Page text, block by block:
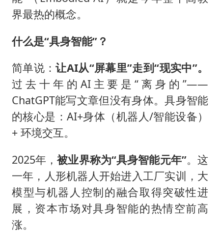
界最热的概念。
什么是“具身智能”？
简单说：让AI从“屏幕里”走到“现实中”。
过去十年的AI主要是“离身的”——
ChatGPT能写文章但没有身体。具身智能
的核心是：AI+身体（机器人/智能设备）
+ 环境交互。
2025年，被业界称为“具身智能元年”。这
一年，人形机器人开始进入工厂实训，大
模型与机器人控制的融合取得突破性进
展，资本市场对具身智能的热情空前高
涨。